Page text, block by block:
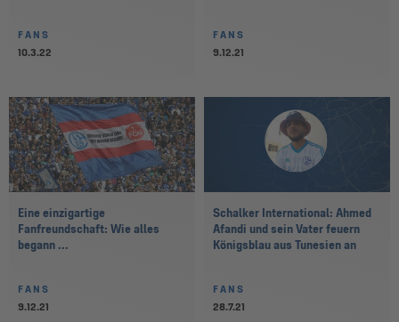
FANS
10.3.22
FANS
9.12.21
Eine einzigartige
Fanfreundschaft: Wie alles
begann ...
FANS
9.12.21
Schalker International: Ahmed
Afandi und sein Vater feuern
Königsblau aus Tunesien an
FANS
28.7.21